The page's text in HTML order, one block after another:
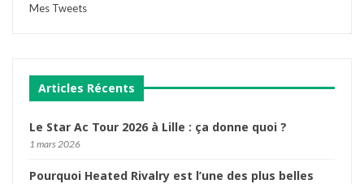
Mes Tweets
Articles Récents
Le Star Ac Tour 2026 à Lille : ça donne quoi ?
1 mars 2026
Pourquoi Heated Rivalry est l’une des plus belles